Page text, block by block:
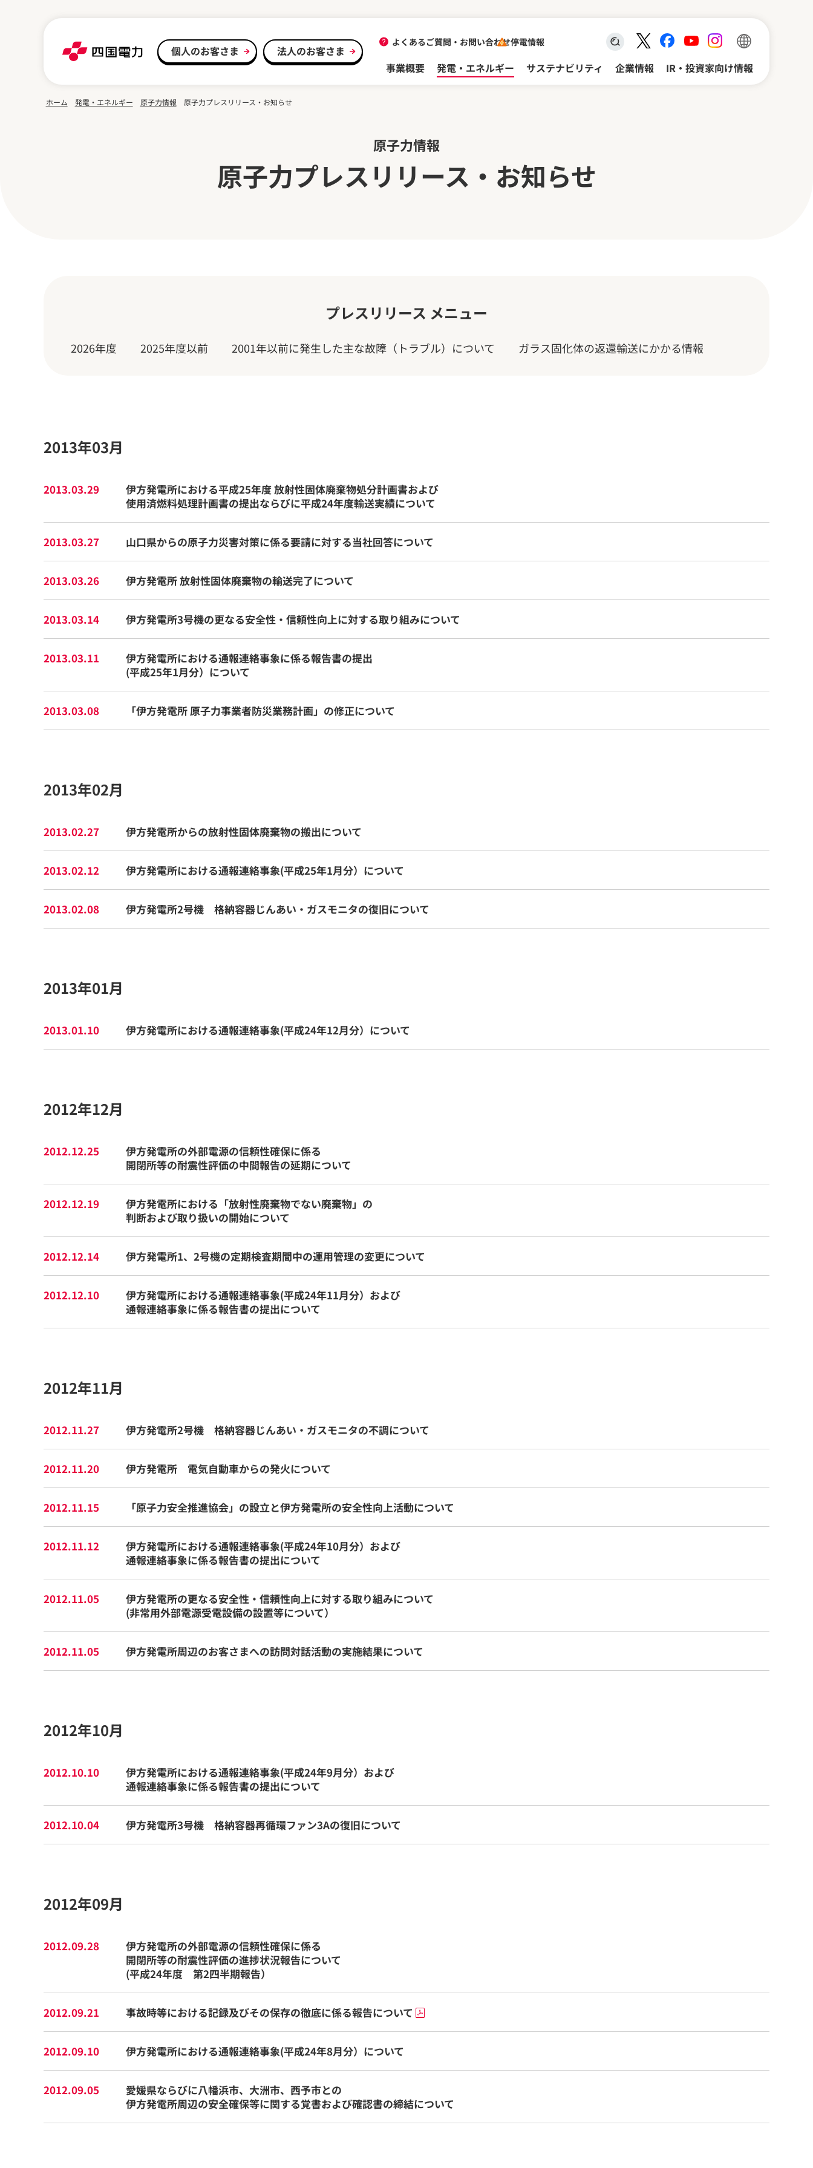
個人のお客さま
法人のお客さま
事業概要
発電・エネルギー サステナビリティ 企業情報 IR・投資家向け情報
よくあるご質問・ お問い合わせ停電情報
検索キーワード入力
ホーム 発電・エネルギー 原子力情報 原子力プレスリリース・お知らせ
原子力情報
原子力プレスリリース・お知らせ
プレスリリース メニュー
2026年度 2025年度以前 2001年以前に発生した主な故障（トラブル）について ガラス固化体の返還輸送にかかる情報
2013年03月
2013.03.29
伊方発電所における平成25年度 放射性固体廃棄物処分計画書および
使用済燃料処理計画書の提出ならびに平成24年度輸送実績について
2013.03.27 山口県からの原子力災害対策に係る要請に対する当社回答について
2013.03.26 伊方発電所 放射性固体廃棄物の輸送完了について
2013.03.14 伊方発電所3号機の更なる安全性・信頼性向上に対する取り組みについて
2013.03.11
伊方発電所における通報連絡事象に係る報告書の提出
(平成25年1月分）について
2013.03.08 「伊方発電所 原子力事業者防災業務計画」の修正について
2013年02月
2013.02.27 伊方発電所からの放射性固体廃棄物の搬出について
2013.02.12 伊方発電所における通報連絡事象(平成25年1月分）について
2013.02.08 伊方発電所2号機 格納容器じんあい・ガスモニタの復旧について
2013年01月
2013.01.10 伊方発電所における通報連絡事象(平成24年12月分）について
2012年12月
2012.12.25
伊方発電所の外部電源の信頼性確保に係る
開閉所等の耐震性評価の中間報告の延期について
2012.12.19
伊方発電所における「放射性廃棄物でない廃棄物」の
判断および取り扱いの開始について
2012.12.14 伊方発電所1、2号機の定期検査期間中の運用管理の変更について
2012.12.10
伊方発電所における通報連絡事象(平成24年11月分）および
通報連絡事象に係る報告書の提出について
2012年11月
2012.11.27 伊方発電所2号機 格納容器じんあい・ガスモニタの不調について
2012.11.20 伊方発電所 電気自動車からの発火について
2012.11.15 「原子力安全推進協会」の設立と伊方発電所の安全性向上活動について
2012.11.12
伊方発電所における通報連絡事象(平成24年10月分）および
通報連絡事象に係る報告書の提出について
2012.11.05
伊方発電所の更なる安全性・信頼性向上に対する取り組みについて
(非常用外部電源受電設備の設置等について）
2012.11.05 伊方発電所周辺のお客さまへの訪問対話活動の実施結果について
2012年10月
2012.10.10
伊方発電所における通報連絡事象(平成24年9月分）および
通報連絡事象に係る報告書の提出について
2012.10.04 伊方発電所3号機 格納容器再循環ファン3Aの復旧について
2012年09月
2012.09.28
伊方発電所の外部電源の信頼性確保に係る
開閉所等の耐震性評価の進捗状況報告について
(平成24年度 第2四半期報告）
2012.09.21 事故時等における記録及びその保存の徹底に係る報告について
2012.09.10 伊方発電所における通報連絡事象(平成24年8月分）について
2012.09.05
愛媛県ならびに八幡浜市、大洲市、西予市との
伊方発電所周辺の安全確保等に関する覚書および確認書の締結について